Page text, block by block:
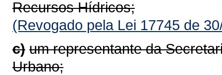
Recursos Hídricos;
(Revogado pela Lei 17745 de
c) um representante da
Urbano;